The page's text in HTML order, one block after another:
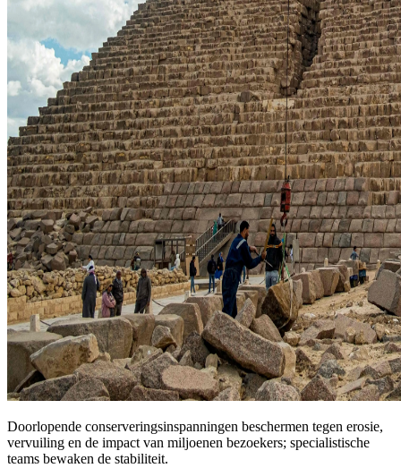
Doorlopende conserveringsinspanningen beschermen tegen erosie,
vervuiling en de impact van miljoenen bezoekers; specialistische
teams bewaken de stabiliteit.